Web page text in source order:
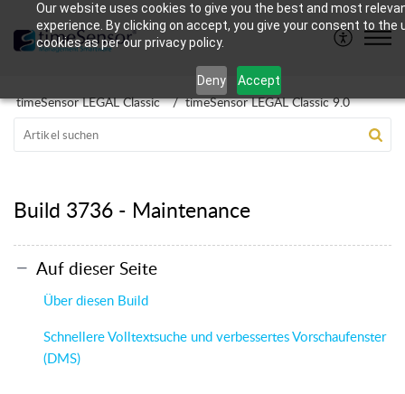
Our website uses cookies to give you the best and most
experience. By clicking on accept, you give your consent to the
cookies as per our privacy policy.
Deny Accept
timeSensor LEGAL Classic timeSensor LEGAL Classic 9.0
Build 3736 - Maintenance
Auf dieser Seite
Über diesen Build
Schnellere Volltextsuche und verbessertes Vorschaufenster
(DMS)